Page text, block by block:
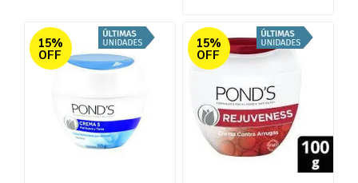
15%
OFF
15%
OFF